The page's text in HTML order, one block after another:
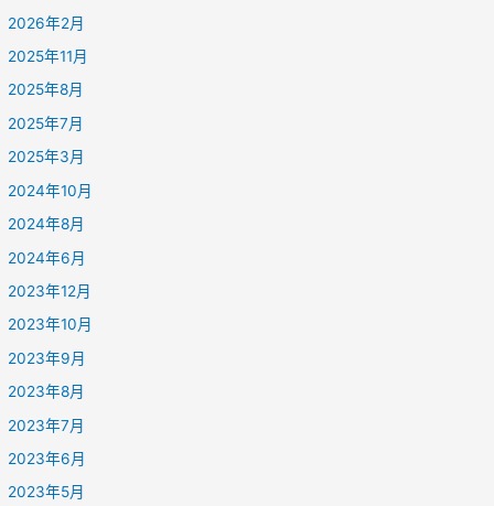
2026年2月
2025年11月
2025年8月
2025年7月
2025年3月
2024年10月
2024年8月
2024年6月
2023年12月
2023年10月
2023年9月
2023年8月
2023年7月
2023年6月
2023年5月